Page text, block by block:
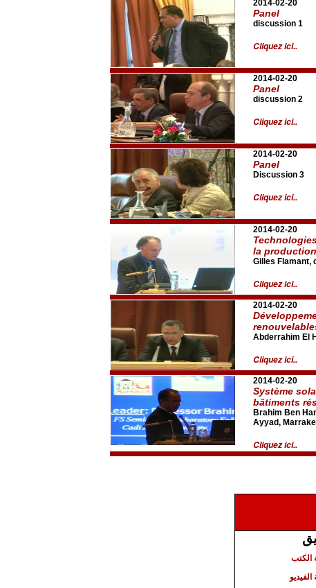
2014-02-20
Panel
discussion 1
Cliquez ici..
2014-02-20
Panel
discussion 2
Cliquez ici..
2014-02-20
Panel
Discussion 3
Cliquez ici..
2014-02-20
la
Gilles Flamant,
Cliquez ici..
2014-02-20
Abderrahim El
Cliquez ici..
2014-02-20
Système
bâtiments
Brahim Ben
Ayyad,
Cliquez ici..
الكتب
الفيديو